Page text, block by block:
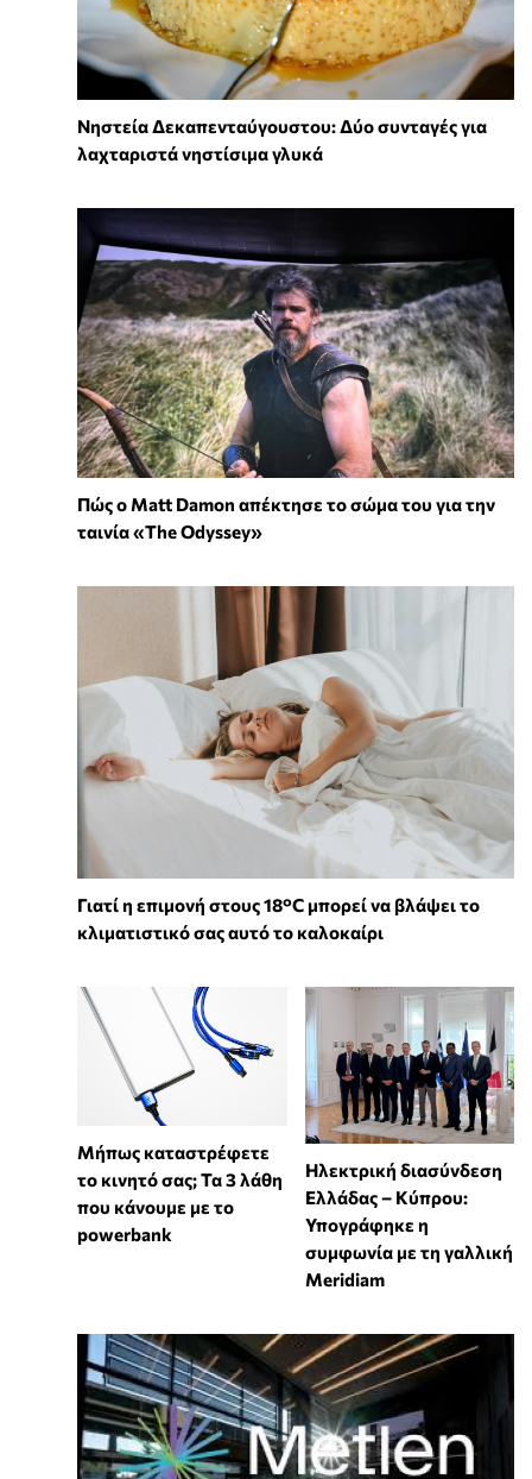
Νηστεία Δεκαπενταύγουστου: Δύο συνταγές για
λαχταριστά νηστίσιμα γλυκά
Πώς ο Matt Damon απέκτησε το σώμα του για την
ταινία «The Odyssey»
Γιατί η επιμονή στους 18°C μπορεί να βλάψει το
κλιματιστικό σας αυτό το καλοκαίρι
Μήπως καταστρέφετε
το κινητό σας; Τα 3 λάθη
που κάνουμε με το
powerbank
Ηλεκτρική διασύνδεση
Ελλάδας – Κύπρου:
Υπογράφηκε η
συμφωνία με τη γαλλική
Meridiam